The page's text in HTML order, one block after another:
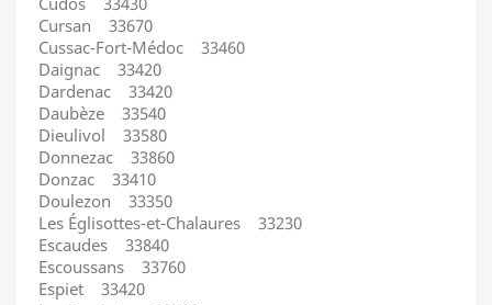
Cursan 33670
Cussac-Fort-Médoc 33460
Daignac 33420
Dardenac 33420
Daubèze 33540
Dieulivol 33580
Donnezac 33860
Donzac 33410
Doulezon 33350
Les Églisottes-et-Chalaures 33230
Escaudes 33840
Escoussans 33760
Espiet 33420